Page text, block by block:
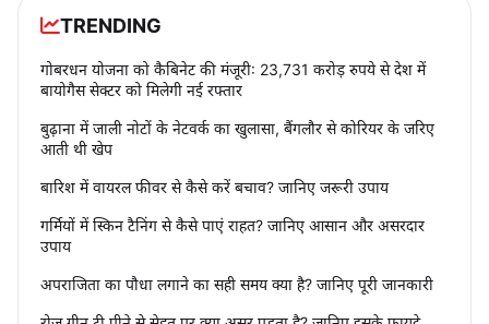
TRENDING
गोबरधन योजना को कैबिनेट की मंजूरी: 23,731 करोड़ रुपये से देश में
बायोगैस सेक्टर को मिलेगी नई रफ्तार
बुढ़ाना में जाली नोटों के नेटवर्क का खुलासा, बैंगलौर से कोरियर के जरिए
आती थी खेप
बारिश में वायरल फीवर से कैसे करें बचाव? जानिए जरूरी उपाय
गर्मियों में स्किन टैनिंग से कैसे पाएं राहत? जानिए आसान और असरदार
उपाय
अपराजिता का पौधा लगाने का सही समय क्या है? जानिए पूरी जानकारी